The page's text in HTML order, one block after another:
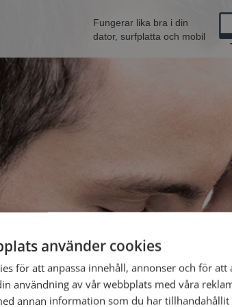
Fungerar lika bra i din
dator, surfplatta och mobil
från Kalix
använder cookies
för att anpassa innehåll, annonser och för att
användning av vår webbplats med våra
annan information som du har